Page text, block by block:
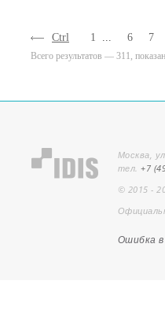
Ctrl 1 ... 6 7
Всего результатов — 311,
Москва,
тел.+7
© 2015 -
Ошибка